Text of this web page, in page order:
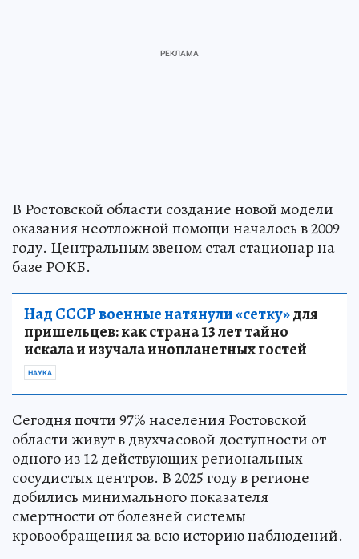
В Ростовской области создание новой модели
оказания неотложной помощи началось в 2009
году. Центральным звеном стал стационар на
базе РОКБ.
Над СССР военные натянули «сетку»для
пришельцев: как страна 13 лет тайно
искала и изучала инопланетных гостей
НАУКА
Сегодня почти 97% населения Ростовской
области живут в двухчасовой доступности от
одного из 12 действующих региональных
сосудистых центров. В 2025 году в регионе
добились минимального показателя
смертности от болезней системы
кровообращения за всю историю наблюдений.